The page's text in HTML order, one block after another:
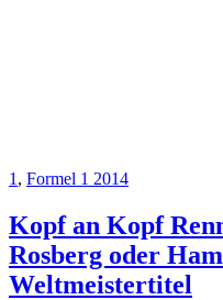
1 , Formel 1 2014
Kopf an Kopf
Rosberg oder
Weltmeistertitel